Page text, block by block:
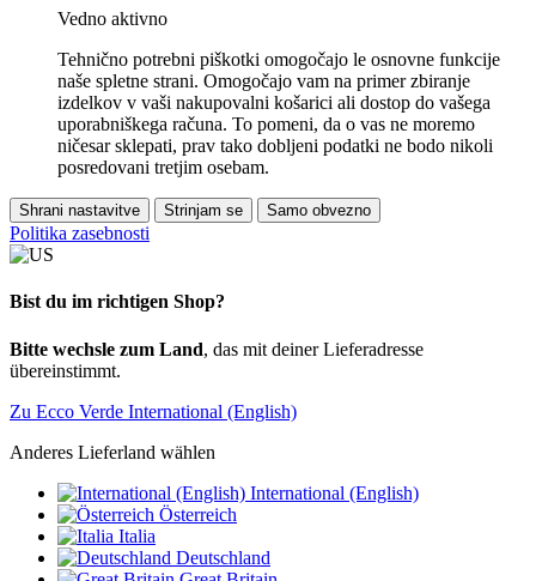
Vedno aktivno
Tehnično potrebni piškotki omogočajo le osnovne funkcije
naše spletne strani. Omogočajo vam na primer zbiranje
izdelkov v vaši nakupovalni košarici ali dostop do vašega
uporabniškega računa. To pomeni, da o vas ne moremo
ničesar sklepati, prav tako dobljeni podatki ne bodo nikoli
posredovani tretjim osebam.
Shrani nastavitve Strinjam se Samo obvezno
Politika zasebnosti
Bist du im richtigen Shop?
Bitte wechsle zum Land, das mit deiner Lieferadresse
übereinstimmt.
Zu Ecco Verde International (English)
Anderes Lieferland wählen
International (English)
Österreich
Italia
Deutschland